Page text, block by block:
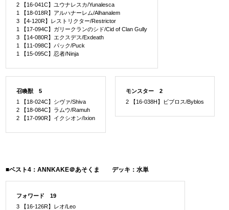
2 【16-041C】ユウナレスカ/Yunalesca
1 【18-018R】アルハナーレム/Alhanalem
3 【4-120R】レストリクター/Restrictor
1 【17-094C】ガリークランのシド/Cid of Clan Gully
3 【14-080R】エクスデス/Exdeath
1 【11-098C】パック/Puck
1 【15-095C】忍者/Ninja
召喚獣 5
1 【18-024C】シヴァ/Shiva
2 【18-084C】ラムウ/Ramuh
2 【17-090R】イクシオン/Ixion
モンスター 2
2 【16-038H】ビブロス/Byblos
■ベスト4：ANNKAKE＠あそくま デッキ：水単
フォワード 19
3 【16-126R】レオ/Leo